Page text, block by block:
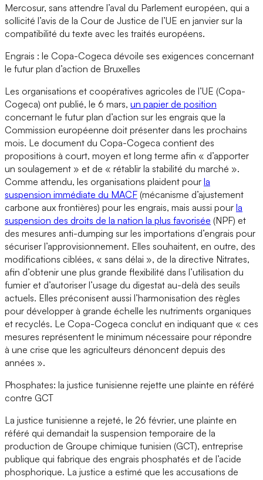
Mercosur, sans attendre l’aval du Parlement européen, qui a
sollicité l’avis de la Cour de Justice de l’UE en janvier sur la
compatibilité du texte avec les traités européens.
Engrais : le Copa-Cogeca dévoile ses exigences concernant
le futur plan d’action de Bruxelles
Les organisations et coopératives agricoles de l’UE (Copa-
Cogeca) ont publié, le 6 mars, un papier de position
concernant le futur plan d’action sur les engrais que la
Commission européenne doit présenter dans les prochains
mois. Le document du Copa-Cogeca contient des
propositions à court, moyen et long terme afin « d’apporter
un soulagement » et de « rétablir la stabilité du marché ».
Comme attendu, les organisations plaident pour la
suspension immédiate du MACF (mécanisme d’ajustement
carbone aux frontières) pour les engrais, mais aussi pour la
suspension des droits de la nation la plus favorisée (NPF) et
des mesures anti-dumping sur les importations d’engrais pour
sécuriser l’approvisionnement. Elles souhaitent, en outre, des
modifications ciblées, « sans délai », de la directive Nitrates,
afin d’obtenir une plus grande flexibilité dans l’utilisation du
fumier et d’autoriser l’usage du digestat au-delà des seuils
actuels. Elles préconisent aussi l’harmonisation des règles
pour développer à grande échelle les nutriments organiques
et recyclés. Le Copa-Cogeca conclut en indiquant que « ces
mesures représentent le minimum nécessaire pour répondre
à une crise que les agriculteurs dénoncent depuis des
années ».
Phosphates: la justice tunisienne rejette une plainte en référé
contre GCT
La justice tunisienne a rejeté, le 26 février, une plainte en
référé qui demandait la suspension temporaire de la
production de Groupe chimique tunisien (GCT), entreprise
publique qui fabrique des engrais phosphatés et de l’acide
phosphorique. La justice a estimé que les accusations de